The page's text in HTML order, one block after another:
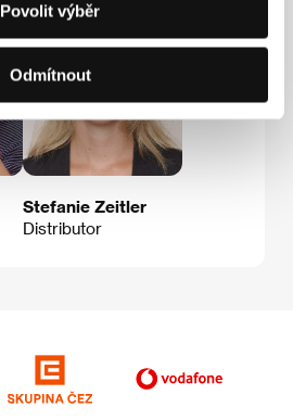
Povolit výběr
Odmítnout
Stefanie Zeitler
Distributor